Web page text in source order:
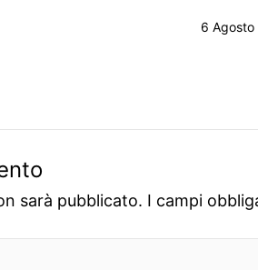
6 Agosto
sarà pubblicato. I campi